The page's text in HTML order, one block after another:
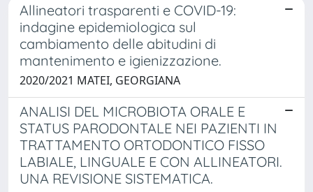
Allineatori trasparenti e COVID-19:
indagine epidemiologica sul
cambiamento delle abitudini di
mantenimento e igienizzazione.
2020/2021 MATEI, GEORGIANA
ANALISI DEL MICROBIOTA ORALE E
STATUS PARODONTALE NEI PAZIENTI IN
TRATTAMENTO ORTODONTICO FISSO
LABIALE, LINGUALE E CON ALLINEATORI.
UNA REVISIONE SISTEMATICA.